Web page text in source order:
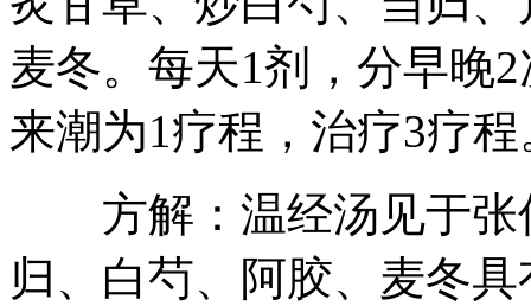
麦冬。每天1剂，分早晚
来潮为1疗程，治疗3疗程
方解：温经汤见于张
归、白芍、阿胶、麦冬